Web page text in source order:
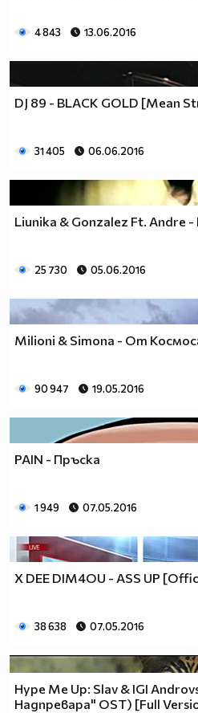
4 843 13.06.2016
DJ 89 - BLACK GOLD [Mean
31 405 06.06.2016
Liunika & Gonzalez Ft. Andre -
25 730 05.06.2016
Milioni & Simona - От
90 947 19.05.2016
PAIN - Пръска
1 949 07.05.2016
X DEE DIM4OU - ASS UP
38 638 07.05.2016
Hype Me Up: Slav & IGI
Надпревара" OST) [Full